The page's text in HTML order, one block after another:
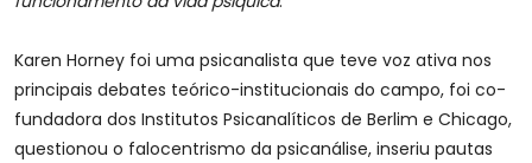
Karen Horney foi uma psicanalista que teve voz ativa nos
principais debates teórico-institucionais do campo, foi co-
fundadora dos Institutos Psicanalíticos de Berlim e Chicago,
questionou o falocentrismo da psicanálise, inseriu pautas